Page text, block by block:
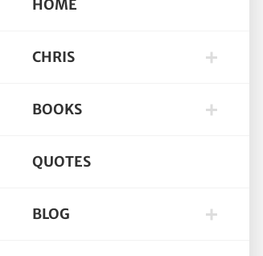
HOME
CHRIS
BOOKS
QUOTES
BLOG